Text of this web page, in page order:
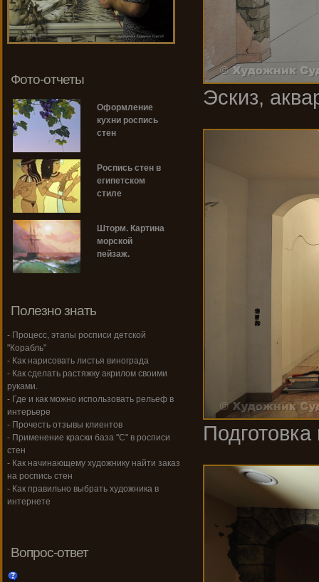
Эскиз,
Фото-отчеты
Оформление
кухни роспись
стен
Роспись стен в
египетском
стиле
Шторм. Картина
морской
пейзаж.
Полезно знать
- Процесс, этапы росписи детской
"Корабль"
- Как нарисовать листья винограда
- Как сделать растяжку акрилом своими
руками.
- Где и как можно использовать рельеф в
интерьере
- Прочесть отзывы клиентов
- Применение краски база "С" в росписи
стен
- Как начинающему художнику найти заказ
на роспись стен
- Как правильно выбрать художника в
интернете
Вопрос-ответ